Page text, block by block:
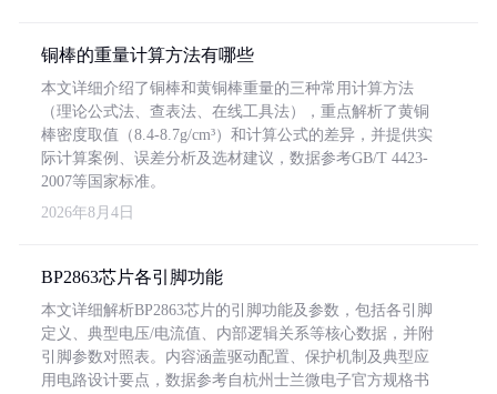
铜棒的重量计算方法有哪些
本文详细介绍了铜棒和黄铜棒重量的三种常用计算方法
（理论公式法、查表法、在线工具法），重点解析了黄铜
棒密度取值（8.4-8.7g/cm³）和计算公式的差异，并提供实
际计算案例、误差分析及选材建议，数据参考GB/T 4423-
2007等国家标准。
2026年8月4日
BP2863芯片各引脚功能
本文详细解析BP2863芯片的引脚功能及参数，包括各引脚
定义、典型电压/电流值、内部逻辑关系等核心数据，并附
引脚参数对照表。内容涵盖驱动配置、保护机制及典型应
用电路设计要点，数据参考自杭州士兰微电子官方规格书